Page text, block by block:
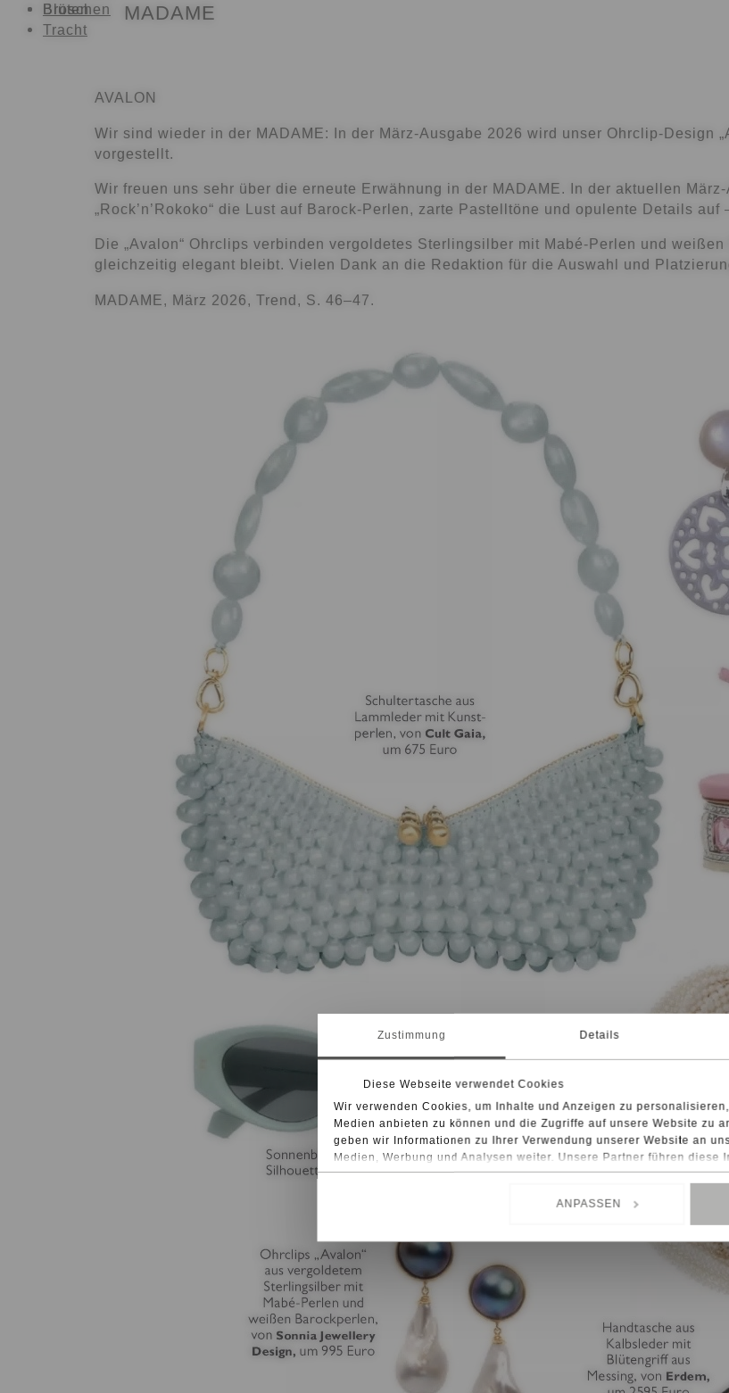
Zustimmung Details
Diese Webseite verwendet Cookies
Wir verwenden Cookies, um Inhalte und Anzeigen zu
Medien anbieten zu können und die Zugriffe auf unsere Website zu
geben wir Informationen zu Ihrer Verwendung unserer Website an
Medien, Werbung und Analysen weiter. Unsere Partner führen diese
möglicherweise mit weiteren Daten zusammen, die Sie ihnen
Bei bestimmten Diensten wie Google Analytics kann eine
Drittländern, wie z.B. USA, nicht ausgeschlossen werden.
ANPASSEN
MADAME
AVALON
Wir sind wieder in der MADAME: In der März-Ausgabe 2026 wird unser Ohrclip-Design
vorgestellt.
Wir freuen uns sehr über die erneute Erwähnung in der MADAME. In der aktuellen
„Rock’n’Rokoko“ die Lust auf Barock-Perlen, zarte Pastelltöne und opulente Details
Die„Avalon“ Ohrclips verbindenvergoldetes Sterlingsilber mit Mabé-Perlen undweißen
gleichzeitig elegant bleibt. Vielen Dank an die Redaktion für die Auswahl und
MADAME, März 2026, Trend, S. 46–47.
Broschen
Blüten
Tracht